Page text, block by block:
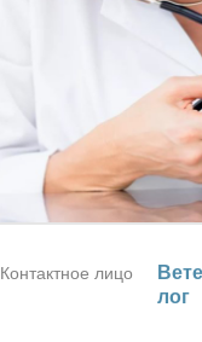
Контактное лицо
лог